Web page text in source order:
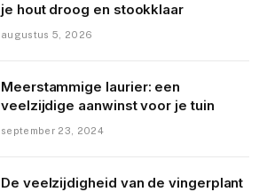
je hout droog en stookklaar
augustus 5, 2026
Meerstammige laurier: een
veelzijdige aanwinst voor je tuin
september 23, 2024
De veelzijdigheid van de vingerplant